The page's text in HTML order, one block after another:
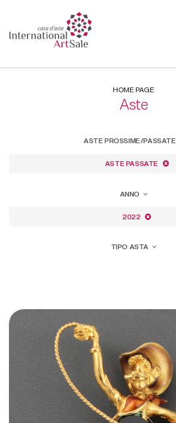
HOME PAGE
Aste
ASTE PROSSIME/PASSATE
ASTE PASSATE
ANNO
2022
TIPO ASTA